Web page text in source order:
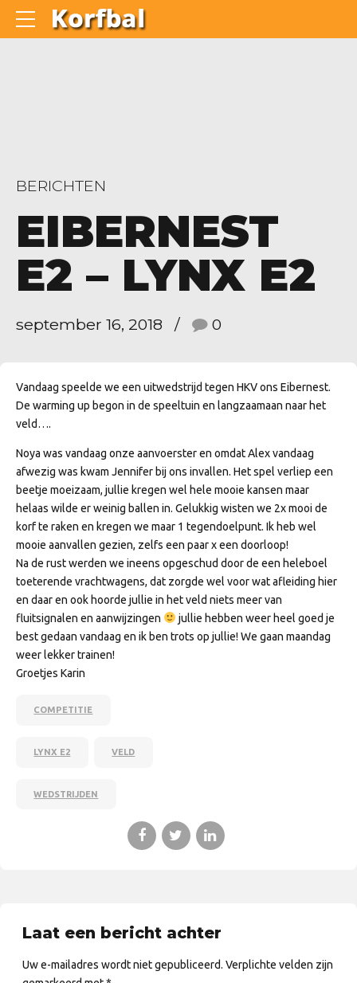
BERICHTEN
EIBERNEST
E2 – LYNX E2
september 16, 2018 0
Vandaag speelde we een uitwedstrijd tegen HKV ons Eibernest.
De warming up begon in de speeltuin en langzaamaan naar het
veld….
Noya was vandaag onze aanvoerster en omdat Alex vandaag
afwezig was kwam Jennifer bij ons invallen. Het spel verliep een
beetje moeizaam, jullie kregen wel hele mooie kansen maar
helaas wilde er weinig ballen in. Gelukkig wisten we 2x mooi de
korf te raken en kregen we maar 1 tegendoelpunt. Ik heb wel
mooie aanvallen gezien, zelfs een paar x een doorloop!
Na de rust werden we ineens opgeschud door de een heleboel
toeterende vrachtwagens, dat zorgde wel voor wat afleiding hier
en daar en ook hoorde jullie in het veld niets meer van
fluitsignalen en aanwijzingen
jullie hebben weer heel goed je
best gedaan vandaag en ik ben trots op jullie! We gaan maandag
weer lekker trainen!
Groetjes Karin
COMPETITIE
LYNX E2 VELD
WEDSTRIJDEN
Laat een bericht achter
Uw e-mailadres wordt niet gepubliceerd. Verplichte velden zijn